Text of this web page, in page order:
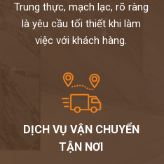
Trung thực, mạch lạc, rõ ràng
là yêu cầu tối thiết khi làm
việc với khách hàng.
DỊCH VỤ VẬN CHUYỂN
TẬN NƠI